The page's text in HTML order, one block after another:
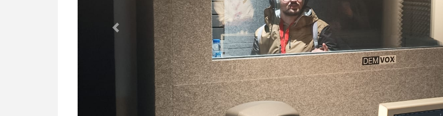
Previous